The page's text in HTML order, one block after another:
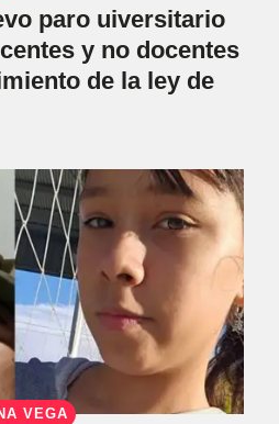
paro uiversitario
y no docentes
de la ley de
VEGA